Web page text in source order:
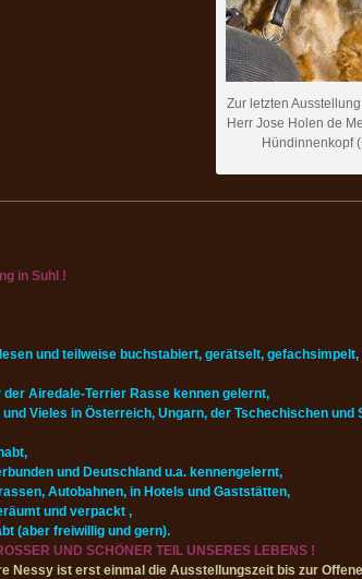
Zur letzten
Herr Jose Holen de
Hündinnenkopf
in Suhl !
und teilweise buchstabiert, gerätselt,
Airedale-Terrier Rasse kennen gelernt,
Vieles in Österreich, Ungarn, der Tschechischen und
und Deutschland u.a. kennengelernt,
Autobahnen, in Hotels und Gaststätten,
und verpackt ,
(aber freiwillig und gern).
UND SCHÖNER TEIL UNSERES LEBENS !
Nessy ist erst einmal die Ausstellungszeit bis zur